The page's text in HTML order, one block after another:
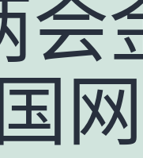
会
网